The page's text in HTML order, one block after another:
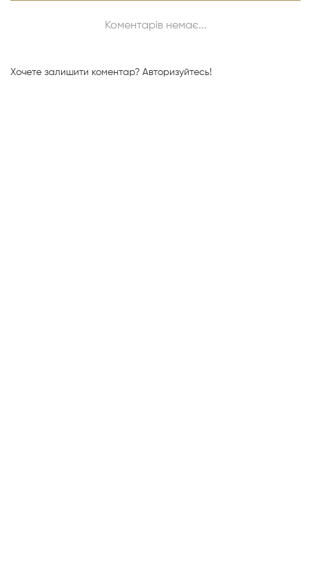
Коментарів немає...
Хочете залишити коментар? Авторизуйтесь!